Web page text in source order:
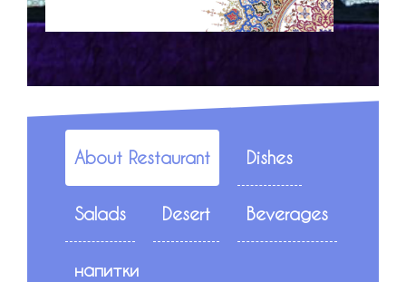
About Restaurant Dishes
Salads Desert Beverages
напитки